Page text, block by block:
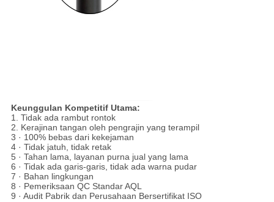
Keunggulan Kompetitif Utama:
1. Tidak ada rambut rontok
2. Kerajinan tangan oleh pengrajin yang terampil
3 · 100% bebas dari kekejaman
4 · Tidak jatuh, tidak retak
5 · Tahan lama, layanan purna jual yang lama
6 · Tidak ada garis-garis, tidak ada warna pudar
7 · Bahan lingkungan
8 · Pemeriksaan QC Standar AQL
9 · Audit Pabrik dan Perusahaan Bersertifikat ISO